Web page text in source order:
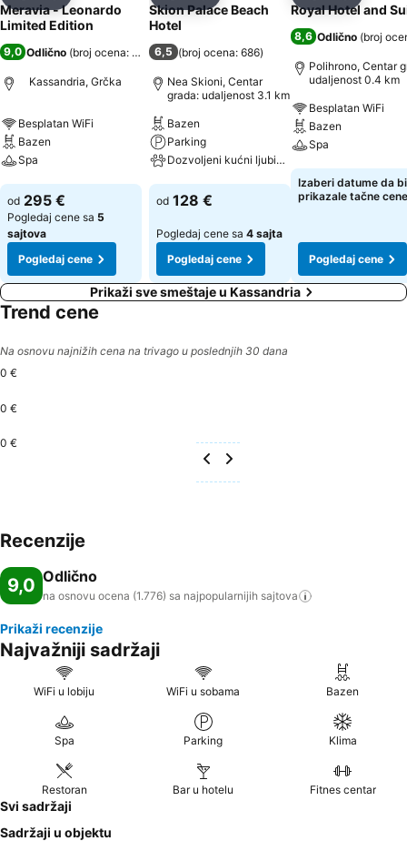
Meravia - Leonardo
Limited Edition
9,0 Odlično (broj ocena: 1.776)
Kassandria, Grčka
Besplatan WiFi
Bazen
Spa
Pogledaj cene
od 295 €
Pogledaj cene sa 5
sajtova
Pogledaj cene
Skion Palace Beach
Hotel
6,5 (broj ocena: 686)
Nea Skioni, Centar
grada: udaljenost 3.1 km
Bazen
Parking
Dozvoljeni kućni ljubimci
Pogledaj cene
od 128 €
Pogledaj cene sa 4 sajta
Pogledaj cene
Royal Hotel and
8,6 Odlično (broj
Polihrono, Centar
udaljenost 0.4 km
Besplatan WiFi
Bazen
Spa
Pogledaj cene
Izaberi datume da
prikazale tačne cene
Pogledaj cene
Prikaži sve smeštaje u Kassandria
Trend cene
Na osnovu najnižih cena na trivago u poslednjih 30 dana
0 €
0 €
0 €
Recenzije
9,0 Odlično
na osnovu ocena (1.776) sa najpopularnijih sajtova
Prikaži recenzije
Najvažniji sadržaji
WiFi u lobiju WiFi u sobama Bazen
Spa Parking Klima
Restoran Bar u hotelu Fitnes centar
Svi sadržaji
Sadržaji u objektu